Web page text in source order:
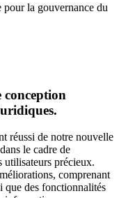
la gouvernance du
réussi de notre nouvelle
le cadre de
précieux.
comprenant
que des fonctionnalités